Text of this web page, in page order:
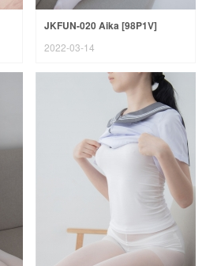
JKFUN-020 Aika [98P1V]
2022-03-14